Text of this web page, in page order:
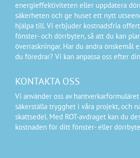
energieffektiviteten eller uppdatera
säkerheten och ge huset ett nytt
hjälpa till. Vi erbjuder kostnadsfria
fönster- och dörrbyten, så att du kan
överraskningar. Har du andra önskemål
du föredrar? Vi kan anpassa oss efter
KONTAKTA OSS
Vi använder oss av
säkerställa trygghet i våra projekt, och
skattsedel. Med ROT-avdraget kan du
kostnaden för ditt fönster- eller